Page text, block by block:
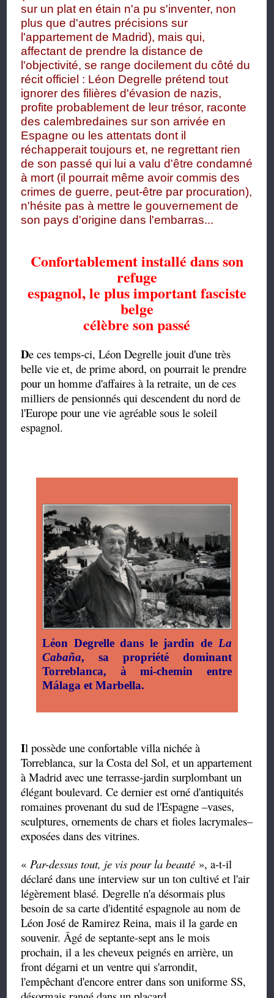
sur un plat en étain n'a pu s'inventer, non
plus que d'autres précisions sur
l'appartement de Madrid), mais qui,
affectant de prendre la distance de
l'objectivité, se range docilement du côté du
récit officiel : Léon Degrelle prétend tout
ignorer des filières d'évasion de nazis,
profite probablement de leur trésor, raconte
des calembredaines sur son arrivée en
Espagne ou les attentats dont il
réchapperait toujours et, ne regrettant rien
de son passé qui lui a valu d'être condamné
à mort (il pourrait même avoir commis des
crimes de guerre, peut-être par procuration),
n'hésite pas à mettre le gouvernement de
son pays d'origine dans l'embarras...
Confortablement installé dans son
refuge
espagnol,le plus important fasciste
belge
célèbre son passé
De ces temps-ci, Léon Degrelle jouit d'une très
belle vie et, de prime abord, on pourrait le prendre
pour un homme d'affaires à la retraite, un de ces
milliers de pensionnés qui descendent du nord de
l'Europe pour une vie agréable sous le soleil
espagnol.
Léon Degrelle dans le jardin de La
Cabaña, sa propriété dominant
Torreblanca, à mi-chemin entre
Málaga et Marbella.
Il possède une confortable villa nichée à
Torreblanca, sur la Costa del Sol, et un appartement
à Madrid avec une terrasse-jardin surplombant un
élégant boulevard. Ce dernier est orné d'antiquités
romaines provenant du sud de l'Espagne –vases,
sculptures, ornements de chars et fioles lacrymales–
exposées dans des vitrines.
« Par-dessus tout, je vis pour la beauté », a-t-il
déclaré dans une interview sur un ton cultivé et l'air
légèrement blasé. Degrelle n'a désormais plus
besoin de sa carte d'identité espagnole au nom de
Léon José de Ramirez Reina, mais il la garde en
souvenir. Âgé de septante-sept ans le mois
prochain, il a les cheveux peignés en arrière, un
front dégarni et un ventre qui s'arrondit,
l'empêchant d'encore entrer dans son uniforme SS,